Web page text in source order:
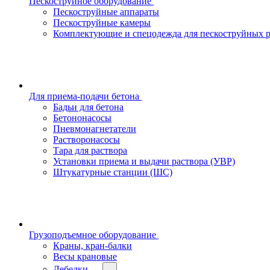
Пескоструйные аппараты
Пескоструйные камеры
Комплектующие и спецодежда для пескоструйных
Для приема-подачи бетона
Бадьи для бетона
Бетононасосы
Пневмонагнетатели
Растворонасосы
Тара для раствора
Установки приема и выдачи раствора (УВР)
Штукатурные станции (ШС)
Грузоподъемное оборудование
Краны, кран-балки
Весы крановые